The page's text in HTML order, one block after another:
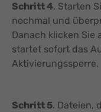
Schritt 4. Starten
nochmal und
Danach klicken Sie
startet sofort das
Aktivierungssperre.
Schritt 5. Dateien,